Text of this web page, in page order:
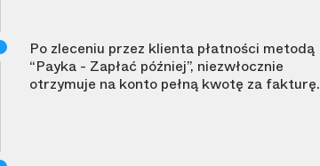
Po zleceniu przez klienta płatności metodą
“Payka - Zapłać później”, niezwłocznie
otrzymuje na konto pełną kwotę za fakturę.